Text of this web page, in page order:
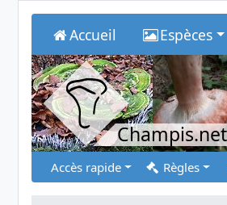
Accueil Espèces
Champis.net
Accès rapide Règles